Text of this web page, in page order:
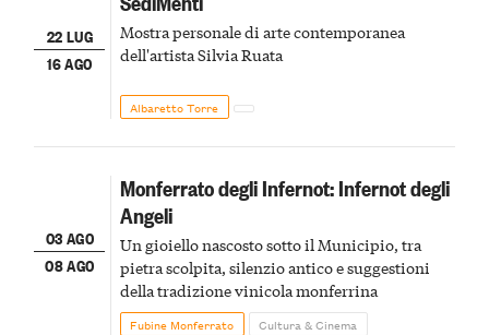
22 LUG
16 AGO
Mostra personale di arte contemporanea
dell'artista Silvia Ruata
Albaretto Torre
03 AGO
08 AGO
Monferrato degli Infernot: Infernot degli
Angeli
Un gioiello nascosto sotto il Municipio, tra
pietra scolpita, silenzio antico e suggestioni
della tradizione vinicola monferrina
Fubine Monferrato Cultura & Cinema